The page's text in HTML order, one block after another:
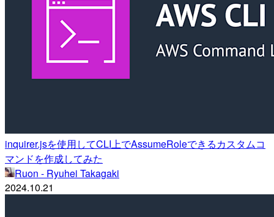
inquirer.jsを使用してCLI上でAssumeRoleできるカスタムコ
マンドを作成してみた
Ruon - Ryuhei Takagaki
2024.10.21